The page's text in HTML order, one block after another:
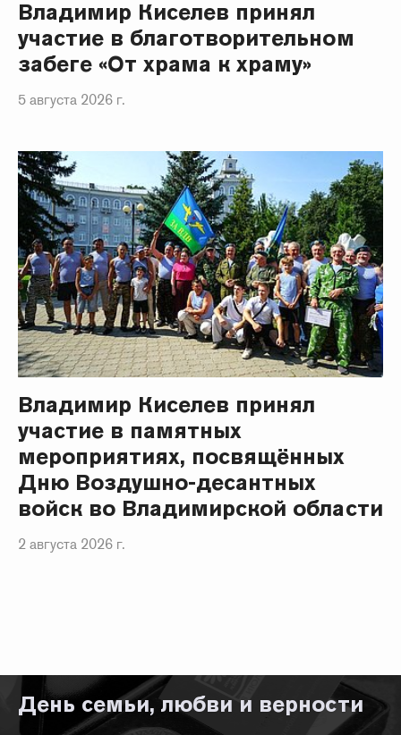
Владимир Киселев принял
участие в благотворительном
забеге «От храма к храму»
5 августа 2026 г.
Владимир Киселев принял
участие в памятных
мероприятиях, посвящённых
Дню Воздушно-десантных
войск во Владимирской области
2 августа 2026 г.
День семьи, любви и верности